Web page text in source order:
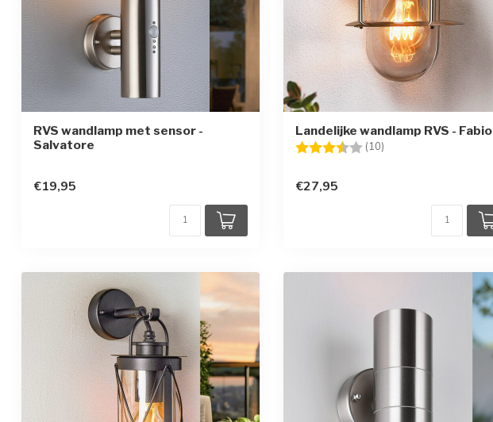
RVS wandlamp met sensor -
Salvatore
€19,95
Landelijke wandlamp RVS - Fabio
Beoordeling: (10)
€27,95